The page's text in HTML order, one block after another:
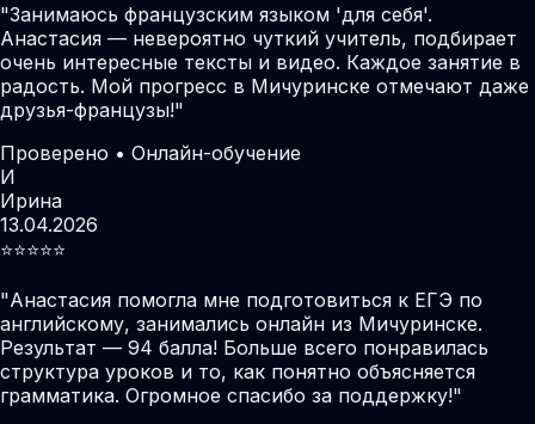
"Занимаюсь французским языком 'для себя'.
Анастасия — невероятно чуткий учитель, подбирает
очень интересные тексты и видео. Каждое занятие в
радость. Мой прогресс в Мичуринске отмечают даже
друзья-французы!"
Проверено • Онлайн-обучение
И
Ирина
13.04.2026
⭐️⭐️⭐️⭐️⭐️
"Анастасия помогла мне подготовиться к ЕГЭ по
английскому, занимались онлайн из Мичуринске.
Результат — 94 балла! Больше всего понравилась
структура уроков и то, как понятно объясняется
грамматика. Огромное спасибо за поддержку!"